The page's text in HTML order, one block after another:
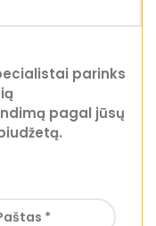
parinks
pagal jūsų